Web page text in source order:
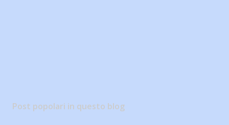
Post popolari in questo blog